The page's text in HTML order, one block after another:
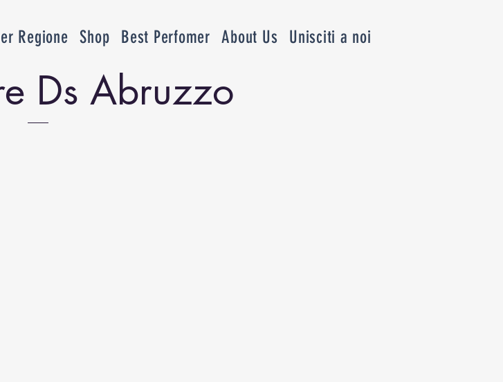
Regione Shop Best Perfomer About Us Unisciti a noi
Ds Abruzzo